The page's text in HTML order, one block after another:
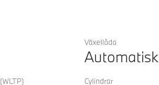
Växellåda
Automatisk
(WLTP) Cylindrar